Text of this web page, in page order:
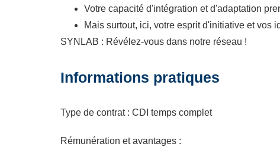
Votre capacité d'intégration et d'adaptation
Mais surtout, ici, votre esprit d'initiative et vos
SYNLAB : Révélez-vous dans notre réseau !
Informations pratiques
Type de contrat : CDI temps complet
Rémunération et avantages :